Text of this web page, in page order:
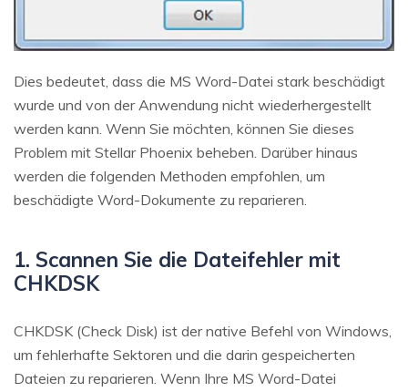
Dies bedeutet, dass die MS Word-Datei stark beschädigt
wurde und von der Anwendung nicht wiederhergestellt
werden kann. Wenn Sie möchten, können Sie dieses
Problem mit Stellar Phoenix beheben. Darüber hinaus
werden die folgenden Methoden empfohlen, um
beschädigte Word-Dokumente zu reparieren.
1. Scannen Sie die Dateifehler mit
CHKDSK
CHKDSK (Check Disk) ist der native Befehl von Windows,
um fehlerhafte Sektoren und die darin gespeicherten
Dateien zu reparieren. Wenn Ihre MS Word-Datei